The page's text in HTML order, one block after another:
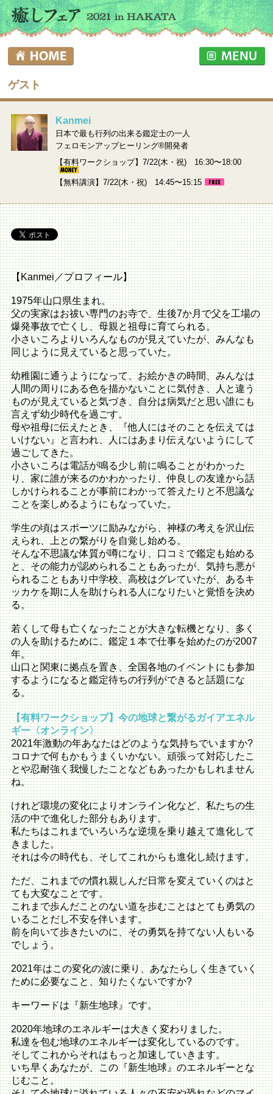
ゲスト
Kanmei
日本で最も行列の出来る鑑定士の一人
フェロモンアップヒーリング®開発者
【有料ワークショップ】7/22(木・祝) 16:30〜18:00
【無料講演】7/22(木・祝) 14:45〜15:15
【Kanmei／プロフィール】
1975年山口県生まれ。
父の実家はお祓い専門のお寺で、生後7か月で父を工場の
爆発事故で亡くし、母親と祖母に育てられる。
小さいころよりいろんなものが見えていたが、みんなも
同じように見えていると思っていた。
幼稚園に通うようになって、お絵かきの時間、みんなは
人間の周りにある色を描かないことに気付き、人と違う
ものが見えていると気づき、自分は病気だと思い誰にも
言えず幼少時代を過ごす。
母や祖母に伝えたとき、『他人にはそのことを伝えては
いけない』と言われ、人にはあまり伝えないようにして
過ごしてきた。
小さいころは電話が鳴る少し前に鳴ることがわかった
り、家に誰が来るのかわかったり、仲良しの友達から話
しかけられることが事前にわかって答えたりと不思議な
ことを楽しめるようにもなっていた。
学生の頃はスポーツに励みながら、神様の考えを沢山伝
えられ、上との繋がりを自覚し始める。
そんな不思議な体質が噂になり、口コミで鑑定も始める
と、その能力が認められることもあったが、気持ち悪が
られることもあり中学校、高校はグレていたが、あるキ
ッカケを期に人を助けられる人になりたいと覚悟を決め
る。
若くして母も亡くなったことが大きな転機となり、多く
の人を助けるために、鑑定１本で仕事を始めたのが2007
年。
山口と関東に拠点を置き、全国各地のイベントにも参加
するようになると鑑定待ちの行列ができると話題にな
る。
【有料ワークショップ】今の地球と繋がるガイアエネル
ギー〈オンライン〉
2021年激動の年あなたはどのような気持ちでいますか?
コロナで何もかもうまくいかない。頑張って対応したこ
とや忍耐強く我慢したことなどもあったかもしれません
ね。
けれど環境の変化によりオンライン化など、私たちの生
活の中で進化した部分もあります。
私たちはこれまでいろいろな逆境を乗り越えて進化して
きました。
それは今の時代も、そしてこれからも進化し続けます。
ただ、これまでの慣れ親しんだ日常を変えていくのはと
ても大変なことです。
これまで歩んだことのない道を歩むことはとても勇気の
いることだし不安を伴います。
前を向いて歩きたいのに、その勇気を持てない人もいる
でしょう。
2021年はこの変化の波に乗り、あなたらしく生きていく
ために必要なこと、知りたくないですか?
キーワードは『新生地球』です。
2020年地球のエネルギーは大きく変わりました。
私達を包む地球のエネルギーは変化しているのです。
そしてこれからそれはもっと加速していきます。
いち早くあなたが、この『新生地球』のエネルギーとな
じむこと。